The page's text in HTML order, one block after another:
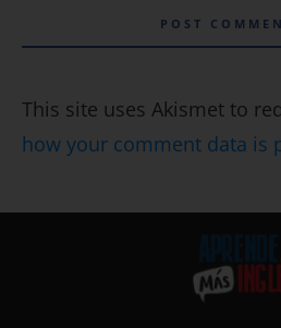
POST
This site uses Akismet to
how your comment data is